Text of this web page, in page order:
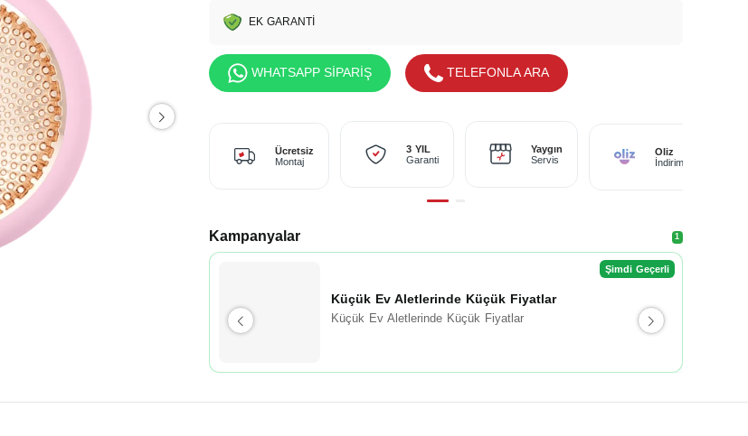
EK GARANTİ
WHATSAPP SİPARİŞ TELEFONLA ARA
Ücretsiz
Montaj
3 YIL
Garanti
Yaygın
Servis
Oliz
İndirimi
Kampanyalar 1
Şimdi Geçerli
Küçük Ev Aletlerinde Küçük Fiyatlar
Küçük Ev Aletlerinde Küçük Fiyatlar